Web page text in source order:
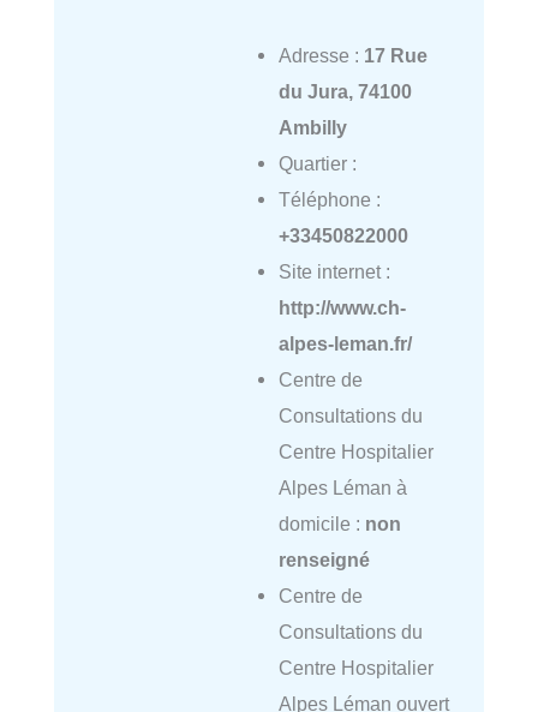
Adresse : 17 Rue
du Jura, 74100
Ambilly
Quartier :
Téléphone :
+33450822000
Site internet :
http://www.ch-
alpes-leman.fr/
Centre de
Consultations du
Centre Hospitalier
Alpes Léman à
domicile : non
renseigné
Centre de
Consultations du
Centre Hospitalier
Alpes Léman ouvert